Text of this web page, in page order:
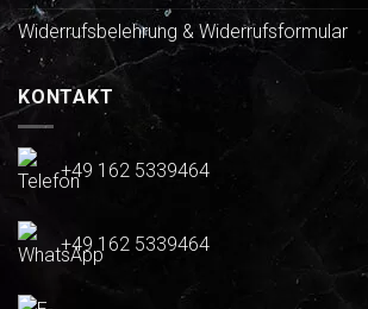
Widerrufsbelehrung & Widerrufsformular
KONTAKT
+49 162 5339464
+49 162 5339464